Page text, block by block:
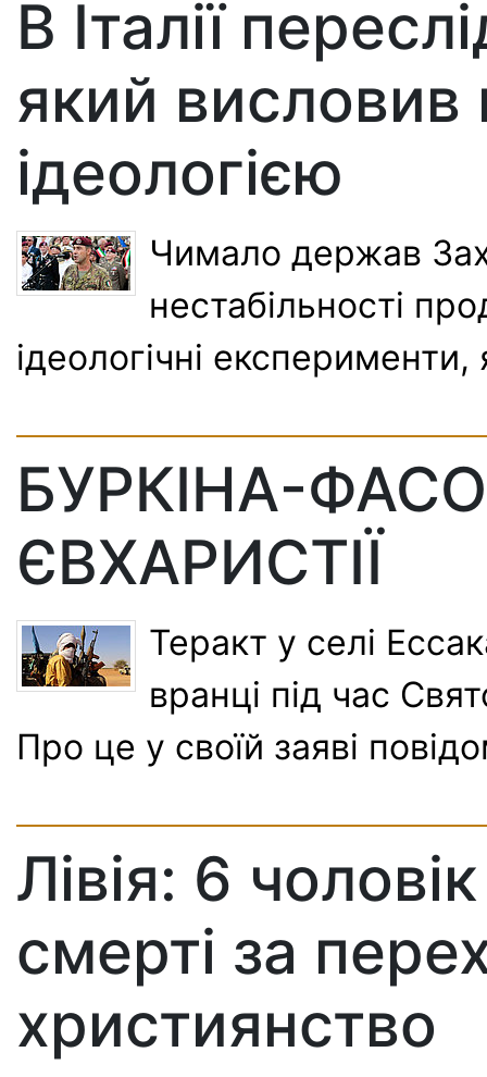
В Італії
який
ідеологією
Чимало держав
нестабільності
ідеологічні експерименти,
БУРКІНА-
ЄВХАРИСТІЇ
Теракт у селі
вранці під час
Про це у своїй заяві
Лівія: 6
смерті за
християнство